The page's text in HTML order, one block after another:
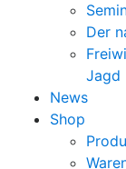
Der
Jagd
News
Shop